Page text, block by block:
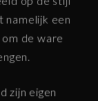
namelijk een
de ware
zijn eigen